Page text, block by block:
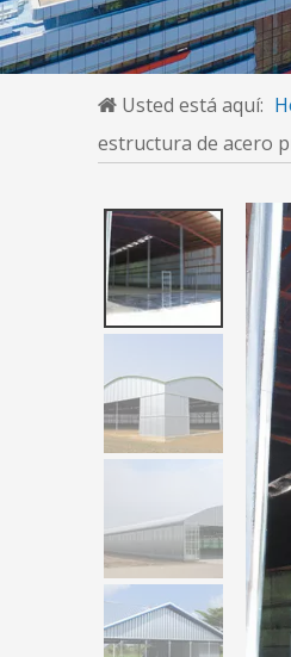
Usted está aquí:
estructura de acero